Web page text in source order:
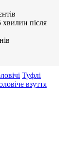
після
Туфлі
взуття